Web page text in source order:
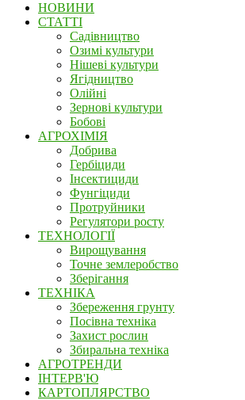
НОВИНИ
СТАТТІ
Садівництво
Озимі культури
Нішеві культури
Ягідництво
Олійні
Зернові культури
Бобові
АГРОХІМІЯ
Добрива
Гербіциди
Інсектициди
Фунгіциди
Протруйники
Регулятори росту
ТЕХНОЛОГІЇ
Вирощування
Точне землеробство
Зберігання
ТЕХНІКА
Збереження грунту
Посівна техніка
Захист рослин
Збиральна техніка
АГРОТРЕНДИ
ІНТЕРВ'Ю
КАРТОПЛЯРСТВО